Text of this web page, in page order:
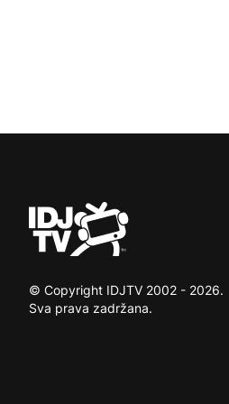
© Copyright IDJTV 2002 - 2026.
Sva prava zadržana.